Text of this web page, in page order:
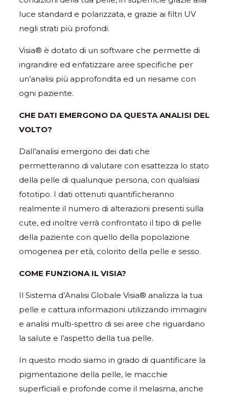
luce standard e polarizzata, e grazie ai filtri UV
negli strati più profondi.
Visia® è dotato di un software che permette di
ingrandire ed enfatizzare aree specifiche per
un’analisi più approfondita ed un riesame con
ogni paziente.
CHE DATI EMERGONO DA QUESTA ANALISI DEL
VOLTO?
Dall’analisi emergono dei dati che
permetteranno di valutare con esattezza lo stato
della pelle di qualunque persona, con qualsiasi
fototipo. I dati ottenuti quantificheranno
realmente il numero di alterazioni presenti sulla
cute, ed inoltre verrà confrontato il tipo di pelle
della paziente con quello della popolazione
omogenea per età, colorito della pelle e sesso.
COME FUNZIONA IL VISIA?
Il Sistema d’Analisi Globale Visia® analizza la tua
pelle e cattura informazioni utilizzando immagini
e analisi multi-spettro di sei aree che riguardano
la salute e l’aspetto della tua pelle.
In questo modo siamo in grado di quantificare la
pigmentazione della pelle, le macchie
superficiali e profonde come il melasma, anche